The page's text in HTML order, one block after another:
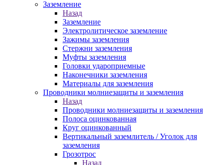
Заземление
Назад
Заземление
Электролитическое заземление
Зажимы заземления
Стержни заземления
Муфты заземления
Головки удароприемные
Наконечники заземления
Материалы для заземления
Проводники молниезащиты и заземления
Назад
Проводники молниезащиты и заземления
Полоса оцинкованная
Круг оцинкованный
Вертикальный заземлитель / Уголок для
заземления
Грозотрос
Назад